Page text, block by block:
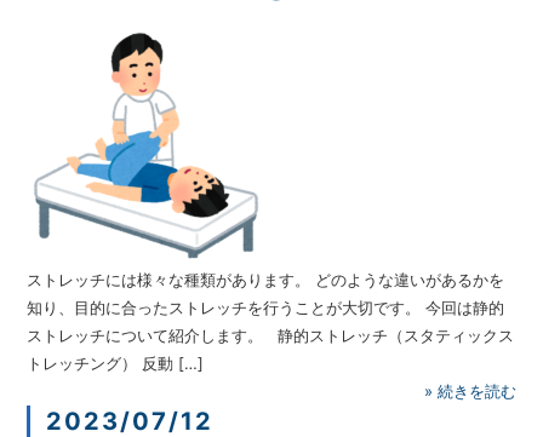
ストレッチには様々な種類があります。 どのような違いがあるかを
知り、目的に合ったストレッチを行うことが大切です。 今回は静的
ストレッチについて紹介します。 静的ストレッチ（スタティックス
トレッチング） 反動 […]
» 続きを読む
2023/07/12